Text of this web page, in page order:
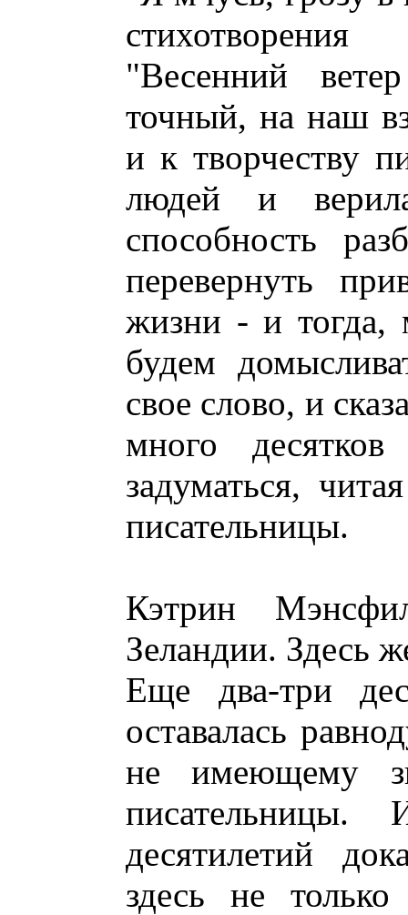
"Весенний
точный, на наш
и к творчеству
людей и
способность
перевернуть
жизни - и тогда,
будем
свое слово, и
много
задуматься,
писательницы.
Кэтрин
Зеландии. Здесь
Еще два-три
оставалась
не имеющему
писательницы.
десятилетий
здесь не